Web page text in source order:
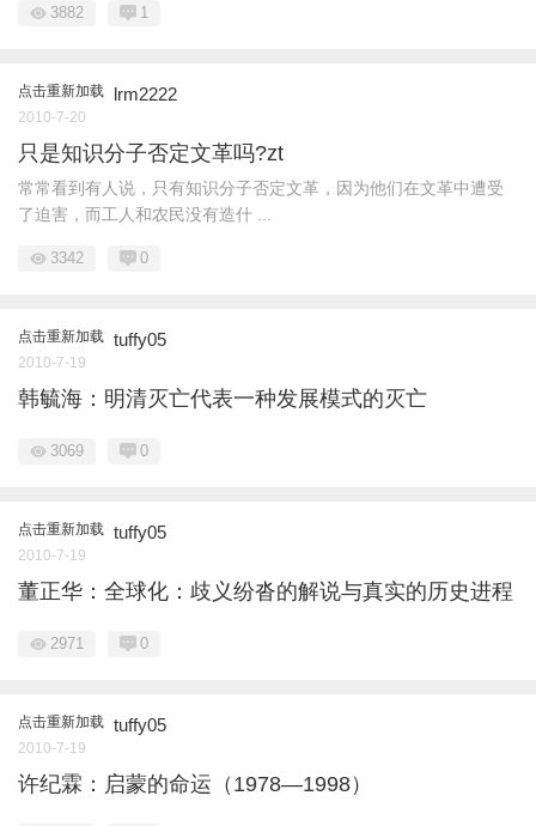
3882 1
点击重新加载 lrm2222
2010-7-20
只是知识分子否定文革吗?zt
常常看到有人说，只有知识分子否定文革，因为他们在文革中遭受
了迫害，而工人和农民没有造什 ...
3342 0
点击重新加载 tuffy05
2010-7-19
韩毓海：明清灭亡代表一种发展模式的灭亡
3069 0
点击重新加载 tuffy05
2010-7-19
董正华：全球化：歧义纷沓的解说与真实的历史进程
2971 0
点击重新加载 tuffy05
2010-7-19
许纪霖：启蒙的命运（1978—1998）